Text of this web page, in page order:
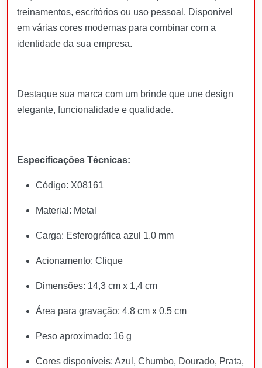
treinamentos, escritórios ou uso pessoal. Disponível
em várias cores modernas para combinar com a
identidade da sua empresa.
Destaque sua marca com um brinde que une design
elegante, funcionalidade e qualidade.
Especificações Técnicas:
Código: X08161
Material: Metal
Carga: Esferográfica azul 1.0 mm
Acionamento: Clique
Dimensões: 14,3 cm x 1,4 cm
Área para gravação: 4,8 cm x 0,5 cm
Peso aproximado: 16 g
Cores disponíveis: Azul, Chumbo, Dourado, Prata,